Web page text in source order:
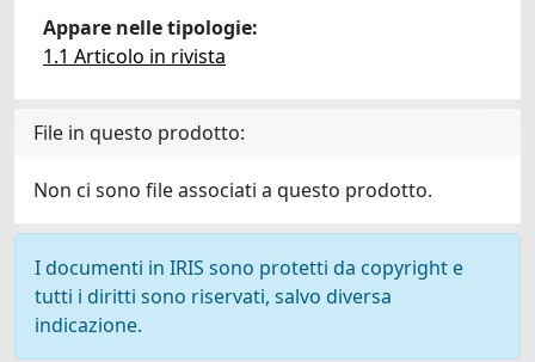
Appare nelle tipologie:
1.1 Articolo in rivista
File in questo prodotto:
Non ci sono file associati a questo prodotto.
I documenti in IRIS sono protetti da copyright e
tutti i diritti sono riservati, salvo diversa
indicazione.